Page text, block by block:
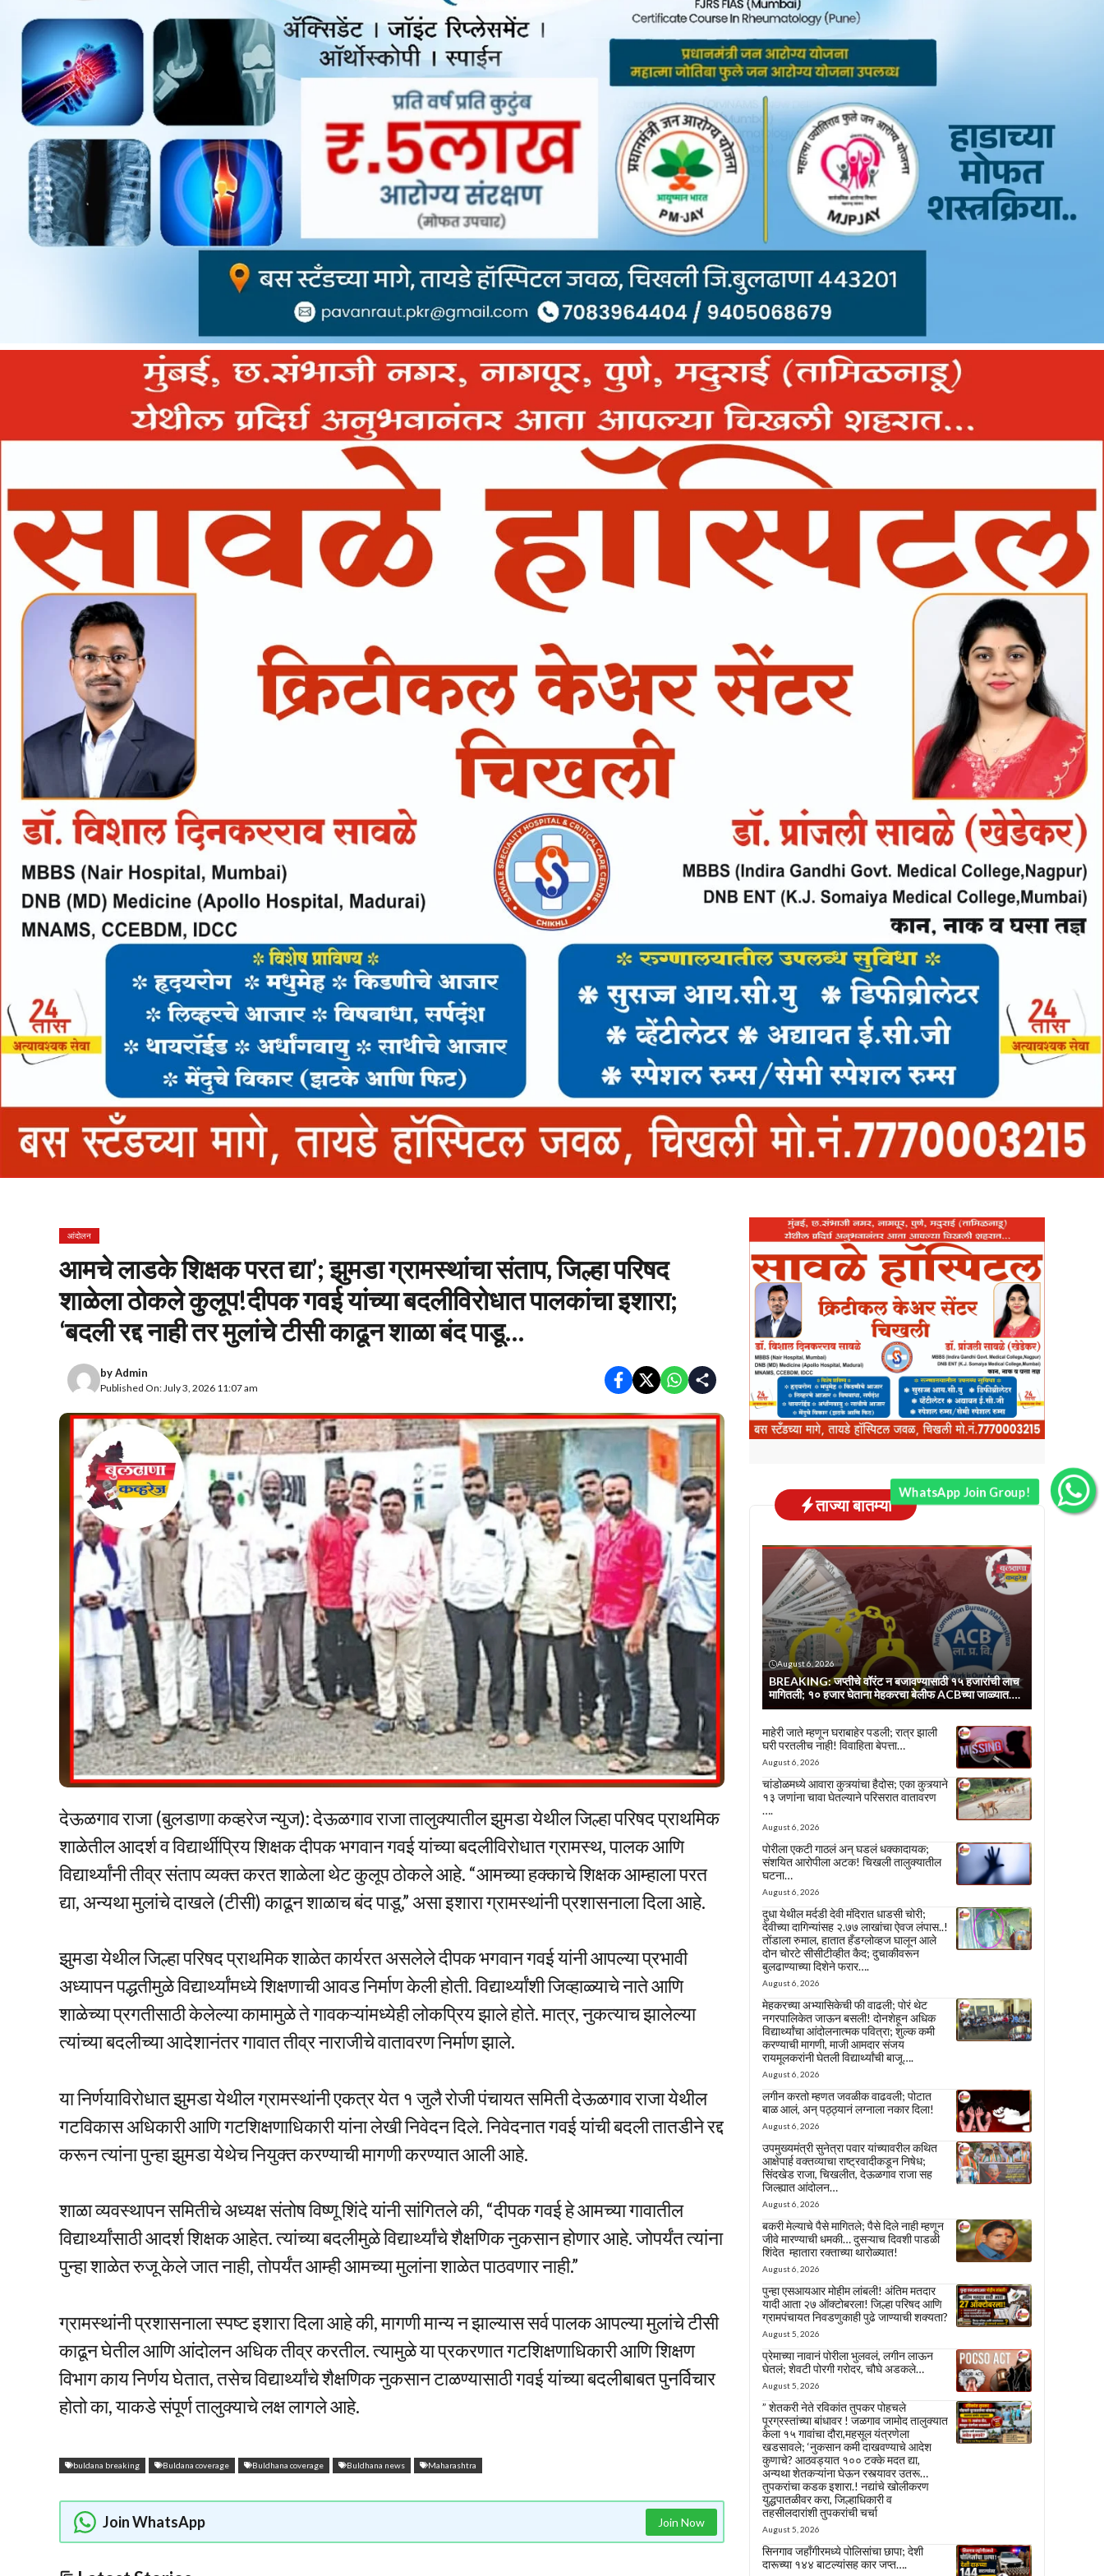
आंदोलन
आमचे लाडके शिक्षक परत द्या’; झुमडा ग्रामस्थांचा संताप, जिल्हा परिषद
शाळेला ठोकले कुलूप!दीपक गवई यांच्या बदलीविरोधात पालकांचा इशारा;
‘बदली रद्द नाही तर मुलांचे टीसी काढून शाळा बंद पाडू…
byAdmin
Published On: July 3, 2026 11:07 am
देऊळगाव राजा (बुलडाणा कव्हरेज न्युज): देऊळगाव राजा तालुक्यातील झुमडा येथील जिल्हा परिषद प्राथमिक
शाळेतील आदर्श व विद्यार्थीप्रिय शिक्षक दीपक भगवान गवई यांच्या बदलीविरोधात ग्रामस्थ, पालक आणि
विद्यार्थ्यांनी तीव्र संताप व्यक्त करत शाळेला थेट कुलूप ठोकले आहे. “आमच्या हक्काचे शिक्षक आम्हाला परत
द्या, अन्यथा मुलांचे दाखले (टीसी) काढून शाळाच बंद पाडू,” असा इशारा ग्रामस्थांनी प्रशासनाला दिला आहे.
झुमडा येथील जिल्हा परिषद प्राथमिक शाळेत कार्यरत असलेले दीपक भगवान गवई यांनी आपल्या प्रभावी
अध्यापन पद्धतीमुळे विद्यार्थ्यांमध्ये शिक्षणाची आवड निर्माण केली होती. विद्यार्थ्यांशी जिव्हाळ्याचे नाते आणि
शाळेच्या प्रगतीसाठी केलेल्या कामामुळे ते गावकऱ्यांमध्येही लोकप्रिय झाले होते. मात्र, नुकत्याच झालेल्या
त्यांच्या बदलीच्या आदेशानंतर गावात तीव्र नाराजीचे वातावरण निर्माण झाले.
या निर्णयाविरोधात झुमडा येथील ग्रामस्थांनी एकत्र येत १ जुलै रोजी पंचायत समिती देऊळगाव राजा येथील
गटविकास अधिकारी आणि गटशिक्षणाधिकारी यांना लेखी निवेदन दिले. निवेदनात गवई यांची बदली तातडीने रद्द
करून त्यांना पुन्हा झुमडा येथेच नियुक्त करण्याची मागणी करण्यात आली आहे.
शाळा व्यवस्थापन समितीचे अध्यक्ष संतोष विष्णू शिंदे यांनी सांगितले की, “दीपक गवई हे आमच्या गावातील
विद्यार्थ्यांसाठी आदर्श शिक्षक आहेत. त्यांच्या बदलीमुळे विद्यार्थ्यांचे शैक्षणिक नुकसान होणार आहे. जोपर्यंत त्यांना
पुन्हा शाळेत रुजू केले जात नाही, तोपर्यंत आम्ही आमच्या मुलांना शाळेत पाठवणार नाही.”
ग्रामस्थांनी प्रशासनाला स्पष्ट इशारा दिला आहे की, मागणी मान्य न झाल्यास सर्व पालक आपल्या मुलांचे टीसी
काढून घेतील आणि आंदोलन अधिक तीव्र करतील. त्यामुळे या प्रकरणात गटशिक्षणाधिकारी आणि शिक्षण
विभाग काय निर्णय घेतात, तसेच विद्यार्थ्यांचे शैक्षणिक नुकसान टाळण्यासाठी गवई यांच्या बदलीबाबत पुनर्विचार
होतो का, याकडे संपूर्ण तालुक्याचे लक्ष लागले आहे.
buldana breaking Buldana coverage Buldhana coverage Buldhana news Maharashtra
Join WhatsApp Join Now
ताज्या बातम्या
August 6, 2026
BREAKING: जप्तीचे वॉरंट न बजावण्यासाठी १५ हजारांची लाच
मागितली; १० हजार घेताना मेहकरचा बेलीफ ACBच्या जाळ्यात….
माहेरी जाते म्हणून घराबाहेर पडली; रात्र झाली
घरी परतलीच नाही! विवाहिता बेपत्ता…
August 6, 2026
चांडोळमध्ये आवारा कुत्र्यांचा हैदोस; एका कुत्र्याने
१३ जणांना चावा घेतल्याने परिसरात वातावरण
….
August 6, 2026
पोरीला एकटी गाठलं अन् घडलं धक्कादायक;
संशयित आरोपीला अटक! चिखली तालुक्यातील
घटना…
August 6, 2026
दुधा येथील मर्दडी देवी मंदिरात धाडसी चोरी;
देवीच्या दागिन्यांसह २.७७ लाखांचा ऐवज लंपास..!
तोंडाला रुमाल, हातात हँडग्लोव्हज घालून आले
दोन चोरटे सीसीटीव्हीत कैद; दुचाकीवरून
बुलढाण्याच्या दिशेने फरार….
August 6, 2026
मेहकरच्या अभ्यासिकेची फी वाढली; पोरं थेट
नगरपालिकेत जाऊन बसली! दोनशेहून अधिक
विद्यार्थ्यांचा आंदोलनात्मक पवित्रा; शुल्क कमी
करण्याची मागणी, माजी आमदार संजय
रायमूलकरांनी घेतली विद्यार्थ्यांची बाजू….
August 6, 2026
लगीन करतो म्हणत जवळीक वाढवली; पोटात
बाळ आलं, अन् पठ्ठ्यानं लग्नाला नकार दिला!
August 6, 2026
उपमुख्यमंत्री सुनेत्रा पवार यांच्यावरील कथित
आक्षेपार्ह वक्तव्याचा राष्ट्रवादीकडून निषेध;
सिंदखेड राजा, चिखलीत, देऊळगाव राजा सह
जिल्ह्यात आंदोलन…
August 6, 2026
बकरी मेल्याचे पैसे मागितले; पैसे दिले नाही म्हणून
जीवे मारण्याची धमकी… दुसऱ्याच दिवशी पाडळी
शिंदेत म्हातारा रक्ताच्या थारोळ्यात!
August 6, 2026
पुन्हा एसआयआर मोहीम लांबली! अंतिम मतदार
यादी आता २७ ऑक्टोबरला! जिल्हा परिषद आणि
ग्रामपंचायत निवडणुकाही पुढे जाण्याची शक्यता?
August 5, 2026
प्रेमाच्या नावानं पोरीला भुलवलं, लगीन लाऊन
घेतलं; शेवटी पोरगी गरोदर, चौघे अडकले…
August 5, 2026
” शेतकरी नेते रविकांत तुपकर पोहचले
पूरग्रस्तांच्या बांधावर ! जळगाव जामोद तालुक्यात
केला १५ गावांचा दौरा,महसूल यंत्रणेला
खडसावले; ‘नुकसान कमी दाखवण्याचे आदेश
कुणाचे? आठवड्यात १०० टक्के मदत द्या,
अन्यथा शेतकऱ्यांना घेऊन रस्त्यावर उतरू…
तुपकरांचा कडक इशारा.! नद्यांचे खोलीकरण
युद्धपातळीवर करा, जिल्हाधिकारी व
तहसीलदारांशी तुपकरांची चर्चा
August 5, 2026
सिनगाव जहाँगीरमध्ये पोलिसांचा छापा; देशी
दारूच्या १४४ बाटल्यांसह कार जप्त….
WhatsApp Join Group!